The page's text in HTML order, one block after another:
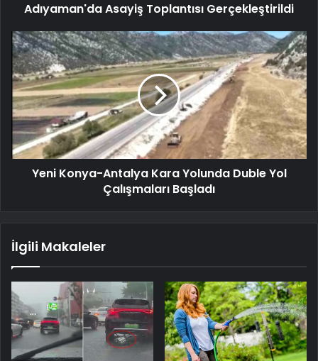
Adıyaman'da Asayiş Toplantısı Gerçekleştirildi
Yeni Konya-Antalya Kara Yolunda Duble Yol
Çalışmaları Başladı
İlgili Makaleler